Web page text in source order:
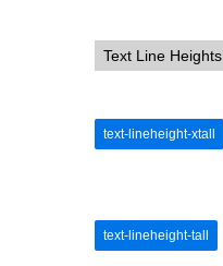
Text Line Heights
text-lineheight-xtall
text-lineheight-tall